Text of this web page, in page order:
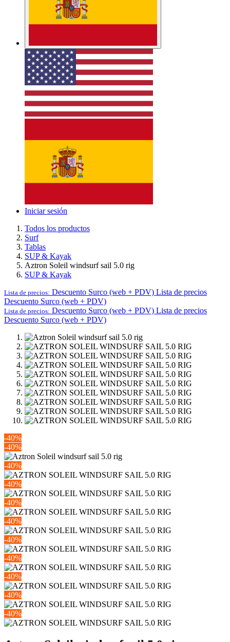
Alquiler
Segunda Mano
Iniciar sesión
Todos los productos
Tablas
SUP & Kayak
Aztron Soleil windsurf sail 5.0 rig
SUP & Kayak
Lista de precios: Descuento Surco (web + PDV) Lista de precios
Descuento Surco (web + PDV)
Lista de precios: Descuento Surco (web + PDV) Lista de precios
Descuento Surco (web + PDV)
-40%
-40%
-40%
-40%
-40%
-40%